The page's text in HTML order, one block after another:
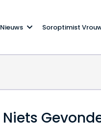
Nieuws Soroptimist
Niets